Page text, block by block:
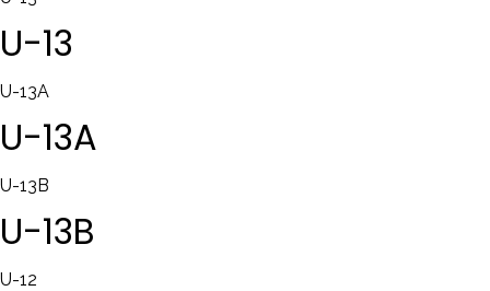
U-13
U-13A
U-13A
U-13B
U-13B
U-12